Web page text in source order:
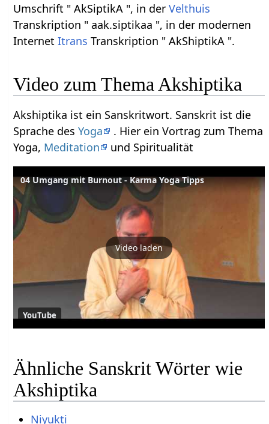
Umschrift " AkSiptikA ", in derVelthuis
Transkription " aak.siptikaa ", in der modernen
InternetItrans Transkription " AkShiptikA ".
Video zum Thema Akshiptika
Akshiptika ist ein Sanskritwort. Sanskrit ist die
Sprache desYoga
. Hier ein Vortrag zum Thema
Yoga, Meditation und Spiritualität
04 Umgang mit Burnout - Karma Yoga Tipps
Video laden
YouTube
Ähnliche Sanskrit Wörter wie
Akshiptika
Niyukti